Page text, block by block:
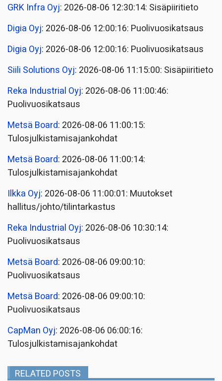
GRK Infra Oyj: 2026-08-06 12:30:14: Sisäpiiritieto
Digia Oyj: 2026-08-06 12:00:16: Puolivuosikatsaus
Digia Oyj: 2026-08-06 12:00:16: Puolivuosikatsaus
Siili Solutions Oyj: 2026-08-06 11:15:00: Sisäpiiritieto
Reka Industrial Oyj: 2026-08-06 11:00:46:
Puolivuosikatsaus
Metsä Board: 2026-08-06 11:00:15:
Tulosjulkistamisajankohdat
Metsä Board: 2026-08-06 11:00:14:
Tulosjulkistamisajankohdat
Ilkka Oyj: 2026-08-06 11:00:01: Muutokset
hallitus/johto/tilintarkastus
Reka Industrial Oyj: 2026-08-06 10:30:14:
Puolivuosikatsaus
Metsä Board: 2026-08-06 09:00:10:
Puolivuosikatsaus
Metsä Board: 2026-08-06 09:00:10:
Puolivuosikatsaus
CapMan Oyj: 2026-08-06 06:00:16:
Tulosjulkistamisajankohdat
RELATED POSTS